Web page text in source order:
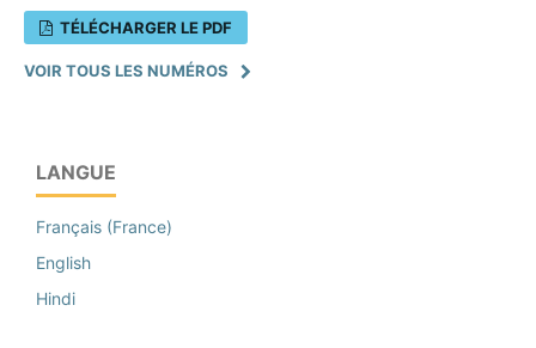
TÉLÉCHARGER LE PDF
VOIR TOUS LES NUMÉROS
LANGUE
Français (France)
English
Hindi